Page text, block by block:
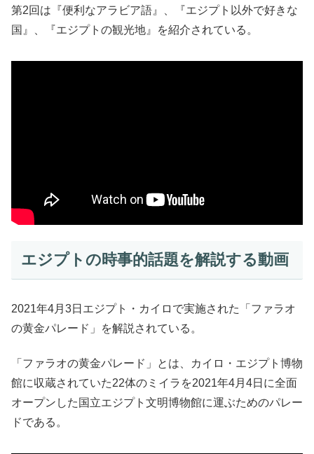
第2回は『便利なアラビア語』、『エジプト以外で好きな
国』、『エジプトの観光地』を紹介されている。
エジプトの時事的話題を解説する動画
2021年4月3日エジプト・カイロで実施された「ファラオ
の黄金パレード」を解説されている。
「ファラオの黄金パレード」とは、カイロ・エジプト博物
館に収蔵されていた22体のミイラを2021年4月4日に全面
オープンした国立エジプト文明博物館に運ぶためのパレー
ドである。